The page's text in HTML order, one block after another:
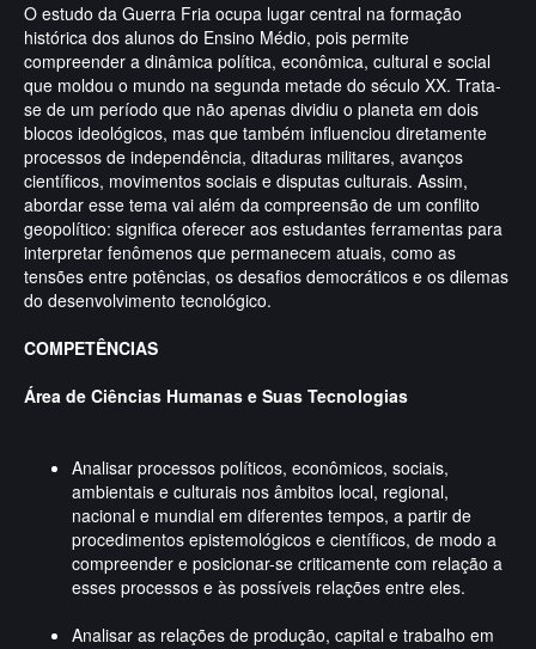
O estudo da Guerra Fria ocupa lugar central na formação
histórica dos alunos do Ensino Médio, pois permite
compreender a dinâmica política, econômica, cultural e social
que moldou o mundo na segunda metade do século XX. Trata-
se de um período que não apenas dividiu o planeta em dois
blocos ideológicos, mas que também influenciou diretamente
processos de independência, ditaduras militares, avanços
científicos, movimentos sociais e disputas culturais. Assim,
abordar esse tema vai além da compreensão de um conflito
geopolítico: significa oferecer aos estudantes ferramentas para
interpretar fenômenos que permanecem atuais, como as
tensões entre potências, os desafios democráticos e os dilemas
do desenvolvimento tecnológico.
COMPETÊNCIAS
Área de Ciências Humanas e Suas Tecnologias
Analisar processos políticos, econômicos, sociais,
ambientais e culturais nos âmbitos local, regional,
nacional e mundial em diferentes tempos, a partir de
procedimentos epistemológicos e científicos, de modo a
compreender e posicionar-se criticamente com relação a
esses processos e às possíveis relações entre eles.
Analisar as relações de produção, capital e trabalho em